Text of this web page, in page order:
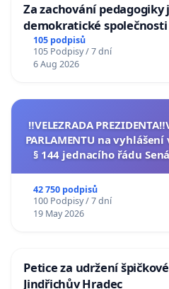
Za zachování
demokratické společnosti
105 podpisů
105 Podpisy / 7 dní
6 Aug 2026
‼️VELEZRADA
PARLAMENTU na
§ 144 jednacího řádu
42 750 podpisů
100 Podpisy / 7 dní
19 May 2026
Petice za udržení
Jindřichův Hradec